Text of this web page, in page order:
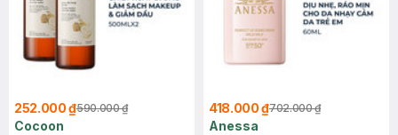
252.000 ₫590.000 ₫
Cocoon
418.000 ₫702.000 ₫
Anessa